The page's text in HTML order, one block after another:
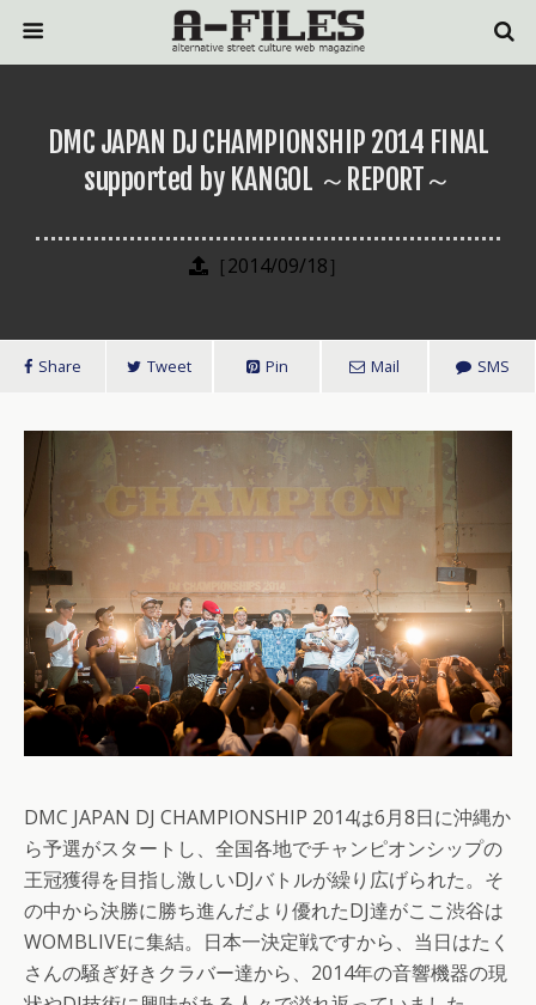
DMC JAPAN DJ CHAMPIONSHIP 2014 FINAL
supported by KANGOL ～REPORT～
［2014/09/18］
Share Tweet Pin Mail SMS
DMC JAPAN DJ CHAMPIONSHIP 2014は6月8日に沖縄か
ら予選がスタートし、全国各地でチャンピオンシップの
王冠獲得を目指し激しいDJバトルが繰り広げられた。そ
の中から決勝に勝ち進んだより優れたDJ達がここ渋谷は
WOMBLIVEに集結。日本一決定戦ですから、当日はたく
さんの騒ぎ好きクラバー達から、2014年の音響機器の現